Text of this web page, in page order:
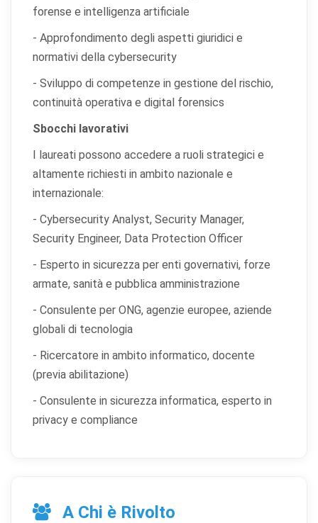
forense e intelligenza artificiale
- Approfondimento degli aspetti giuridici e
normativi della cybersecurity
- Sviluppo di competenze in gestione del rischio,
continuità operativa e digital forensics
Sbocchi lavorativi
I laureati possono accedere a ruoli strategici e
altamente richiesti in ambito nazionale e
internazionale:
- Cybersecurity Analyst, Security Manager,
Security Engineer, Data Protection Officer
- Esperto in sicurezza per enti governativi, forze
armate, sanità e pubblica amministrazione
- Consulente per ONG, agenzie europee, aziende
globali di tecnologia
- Ricercatore in ambito informatico, docente
(previa abilitazione)
- Consulente in sicurezza informatica, esperto in
privacy e compliance
A Chi è Rivolto